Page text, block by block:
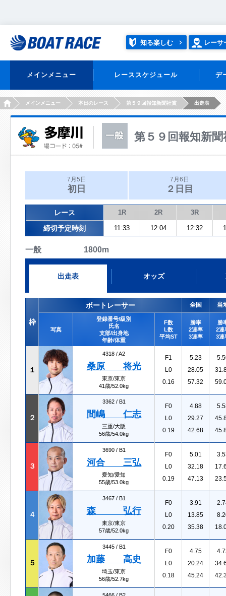
知る楽しむ レーサ
メインメニュー レーススケジュール デ
HOMEメインメニュー 本日のレース 第５９回報知新聞社賞 出走表
第５９回報知新聞
7月5日
初日
7月6日
２日目
レース 1R 2R 3R
締切予定時刻 11:33 12:04 12:32
一般 1800m
出走表 オッズ
枠
ボートレーサー 全国 当
写真
登録番号/級別
氏名
支部/出身地
年齢/体重
F数
L数
平均ST
勝率
2連率
3連率
勝
2連
3連
１
4318 /A2
桑原 将光
東京/東京
41歳/52.0kg
F1
L0
0.16
5.23
28.05
57.32
２
3362 / B1
間嶋 仁志
三重/大阪
56歳/54.0kg
F0
L0
0.19
4.88
29.27
42.68
３
3690 / B1
河合 三弘
愛知/愛知
55歳/53.0kg
F0
L0
0.19
5.01
32.18
47.13
４
3467 / B1
森 弘行
東京/東京
57歳/52.0kg
F0
L0
0.20
3.91
13.85
35.38
５
3445 / B1
加藤 高史
埼玉/東京
56歳/52.7kg
F0
L0
0.18
4.75
20.24
45.24